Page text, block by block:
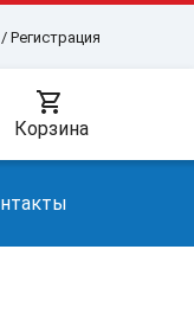
Регистрация
shopping_cart
Корзина